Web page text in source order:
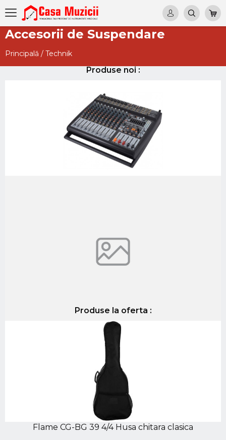
Accesorii de Suspendare
Principală / Technik
Produse noi :
Produse la oferta :
Flame CG-BG 39 4/4 Husa chitara clasica